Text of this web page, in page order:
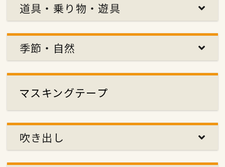
道具・乗り物・遊具
季節・自然
マスキングテープ
吹き出し